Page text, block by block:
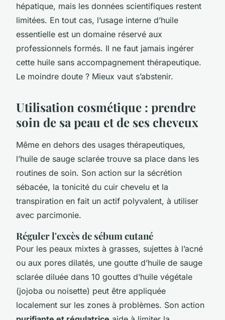
hépatique, mais les données scientifiques restent
limitées. En tout cas, l’usage interne d’huile
essentielle est un domaine réservé aux
professionnels formés. Il ne faut jamais ingérer
cette huile sans accompagnement thérapeutique.
Le moindre doute ? Mieux vaut s’abstenir.
Utilisation cosmétique : prendre
soin de sa peau et de ses cheveux
Même en dehors des usages thérapeutiques,
l’huile de sauge sclarée trouve sa place dans les
routines de soin. Son action sur la sécrétion
sébacée, la tonicité du cuir chevelu et la
transpiration en fait un actif polyvalent, à utiliser
avec parcimonie.
Réguler l'excès de sébum cutané
Pour les peaux mixtes à grasses, sujettes à l’acné
ou aux pores dilatés, une goutte d’huile de sauge
sclarée diluée dans 10 gouttes d’huile végétale
(jojoba ou noisette) peut être appliquée
localement sur les zones à problèmes. Son action